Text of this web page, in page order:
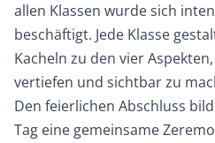
allen Klassen wurde sich
beschäftigt. Jede Klasse
Kacheln zu den vier
vertiefen und sichtbar zu
Den feierlichen Abschluss
Tag eine gemeinsame